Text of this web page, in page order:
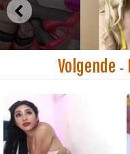
Volgende -